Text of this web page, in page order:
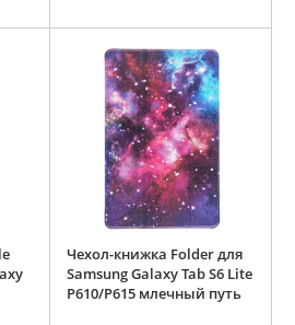
Чехол-книжка Folder для
Samsung Galaxy Tab S6 Lite
P610/P615 млечный путь